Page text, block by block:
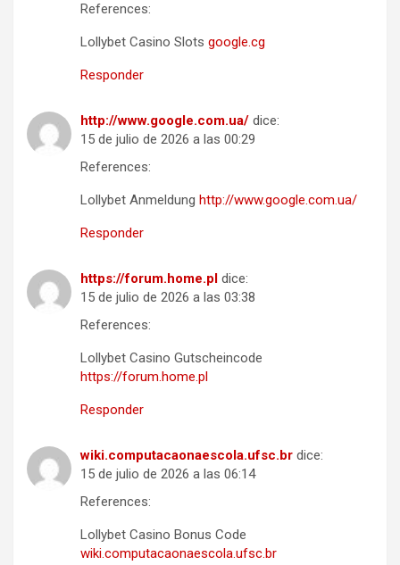
References:
Lollybet Casino Slots google.cg
Responder
http://www.google.com.ua/ dice:
15 de julio de 2026 a las 00:29
References:
Lollybet Anmeldung http://www.google.com.ua/
Responder
https://forum.home.pl dice:
15 de julio de 2026 a las 03:38
References:
Lollybet Casino Gutscheincode
https://forum.home.pl
Responder
wiki.computacaonaescola.ufsc.br dice:
15 de julio de 2026 a las 06:14
References:
Lollybet Casino Bonus Code
wiki.computacaonaescola.ufsc.br